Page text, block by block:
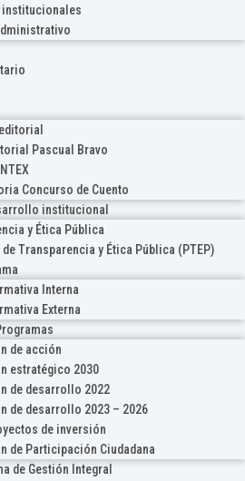
Pascual Bravo
Concurso de Cuento
institucional
y Ética Pública
Transparencia y Ética Pública (PTEP)
Interna
Externa
de acción
estratégico 2030
de desarrollo 2022
de desarrollo 2023 – 2026
de inversión
de Participación Ciudadana
de Gestión Integral